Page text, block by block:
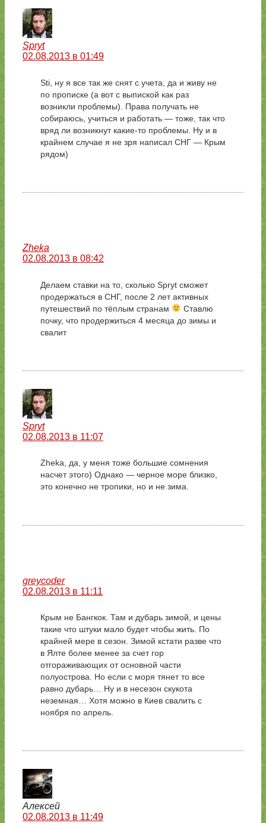
Spryt
02.08.2013 в 01:49
Sti, ну я все так же снят с учета, да и живу не
по прописке (а вот с выпиской как раз
возникли проблемы). Права получать не
собираюсь, учиться и работать — тоже, так что
вряд ли возникнут какие-то проблемы. Ну и в
крайнем случае я не зря написал СНГ — Крым
рядом)
Zheka
02.08.2013 в 08:42
Делаем ставки на то, сколько Spryt сможет
продержаться в СНГ, после 2 лет активных
путешествий по тёплым странам
Ставлю
почку, что продержиться 4 месяца до зимы и
свалит
Spryt
02.08.2013 в 11:07
Zheka, да, у меня тоже большие сомнения
насчет этого) Однако — черное море близко,
это конечно не тропики, но и не зима.
greycoder
02.08.2013 в 11:11
Крым не Бангкок. Там и дубарь зимой, и цены
такие что штуки мало будет чтобы жить. По
крайней мере в сезон. Зимой кстати разве что
в Ялте более менее за счет гор
отгораживающих от основной части
полуострова. Но если с моря тянет то все
равно дубарь… Ну и в несезон скукота
неземная… Хотя можно в Киев свалить с
ноября по апрель.
Алексей
02.08.2013 в 11:49